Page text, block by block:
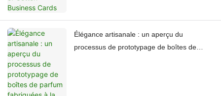
Élégance artisanale : un aperçu du
processus de prototypage de boîtes de